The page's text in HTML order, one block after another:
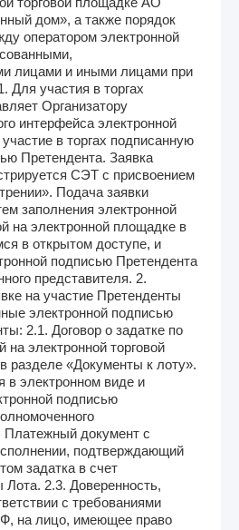
дом», а также порядок
оператором электронной
лицами и иными лицами при
Для участия в торгах
Организатору
интерфейса электронной
в торгах подписанную
Претендента. Заявка
СЭТ с присвоением
Подача заявки
заполнения электронной
на электронной площадке в
в открытом доступе, и
подписью Претендента
представителя. 2.
на участие Претенденты
электронной подписью
2.1. Договор о задатке по
электронной торговой
разделе «Документы к лоту».
в электронном виде и
подписью
Платежный документ с
подтверждающий
задатка в счет
Лота. 2.3. Доверенность,
с требованиями
на лицо, имеющее право